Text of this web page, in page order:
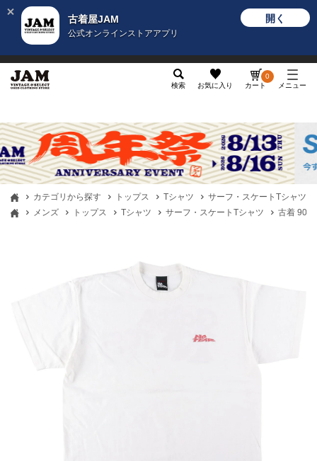
古着屋JAM
公式オンラインストアアプリ
開く
検索 お気に入り カート
0
メニュー
カテゴリから探す トップス Tシャツ
サーフ・スケートTシャツ
メンズ
トップス Tシャツ サーフ・スケートTシャツ 古着 90